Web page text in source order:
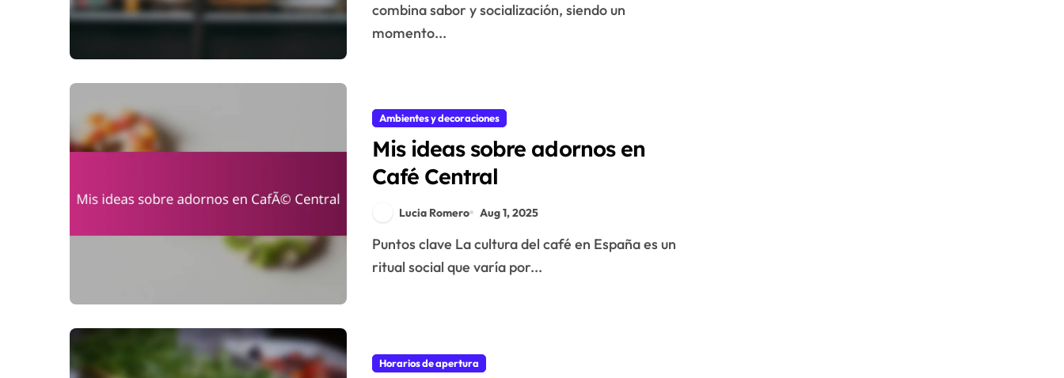
combina sabor y socialización, siendo un
momento...
Ambientes y decoraciones
Mis ideas sobre adornos en
Café Central
Lucia Romero Aug 1, 2025
Puntos clave La cultura del café en España es un
ritual social que varía por...
Horarios de apertura